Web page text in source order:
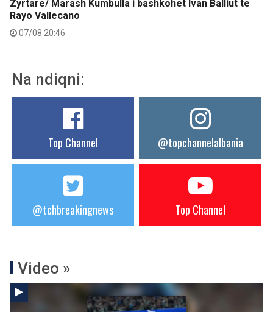
Zyrtare/ Marash Kumbulla i bashkohet Ivan Balliut te
Rayo Vallecano
07/08 20:46
Na ndiqni:
Top Channel @topchannelalbania
@tchbreakingnews Top Channel
Video »